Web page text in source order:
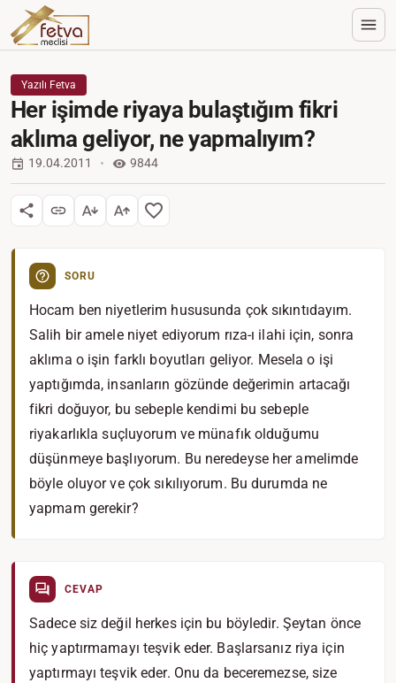
Yazılı Fetva
Her işimde riyaya bulaştığım fikri
aklıma geliyor, ne yapmalıyım?
19.04.2011 9844
SORU
Hocam ben niyetlerim hususunda çok sıkıntıdayım.
Salih bir amele niyet ediyorum rıza-ı ilahi için, sonra
aklıma o işin farklı boyutları geliyor. Mesela o işi
yaptığımda, insanların gözünde değerimin artacağı
fikri doğuyor, bu sebeple kendimi bu sebeple
riyakarlıkla suçluyorum ve münafık olduğumu
düşünmeye başlıyorum. Bu neredeyse her amelimde
böyle oluyor ve çok sıkılıyorum. Bu durumda ne
yapmam gerekir?
CEVAP
Sadece siz değil herkes için bu böyledir. Şeytan önce
hiç yaptırmamayı teşvik eder. Başlarsanız riya için
yaptırmayı teşvik eder. Onu da beceremezse, size